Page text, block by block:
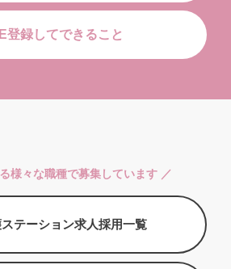
登録してできること
様々な職種で募集しています ／
テーション求人採用一覧